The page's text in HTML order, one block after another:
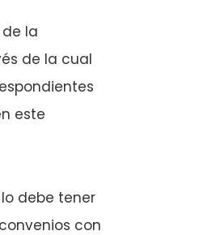
la
de la cual
este
debe tener
con